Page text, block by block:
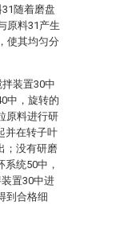
随着磨盘
原料31产生
使其均匀分
装置30中
中，旋转的
原料进行研
并在转子叶
；没有研磨
统50中，
置30中进
到合格细